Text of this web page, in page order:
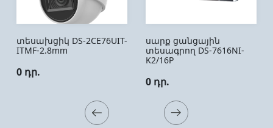
տեսախցիկ DS-2CE76UIT-
ITMF-2.8mm
0 դր.
սարք ցանցային
տեսագրող DS-7616NI-
K2/16P
0 դր.